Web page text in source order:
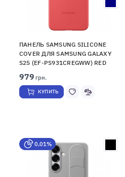
ПАНЕЛЬ SAMSUNG SILICONE
COVER ДЛЯ SAMSUNG GALAXY
S25 (EF-PS931CREGWW) RED
979 грн.
КУПИТЬ
0,01%